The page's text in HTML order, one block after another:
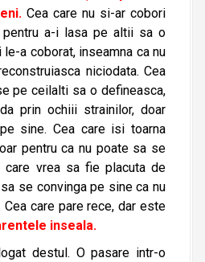
Cea care nu si-ar cobori
a-i lasa pe altii sa o
a coborat, inseamna ca nu
niciodata. Cea
pe ceilalti sa o defineasca,
prin ochiii strainilor, doar
sine. Cea care isi toarna
pentru ca nu poate sa se
care vrea sa fie placuta de
se convinga pe sine ca nu
care pare rece, dar este
inseala.
destul. O pasare intr-o